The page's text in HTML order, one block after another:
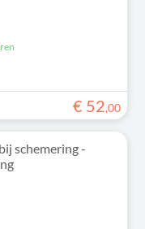
€ 52,00
schemering -